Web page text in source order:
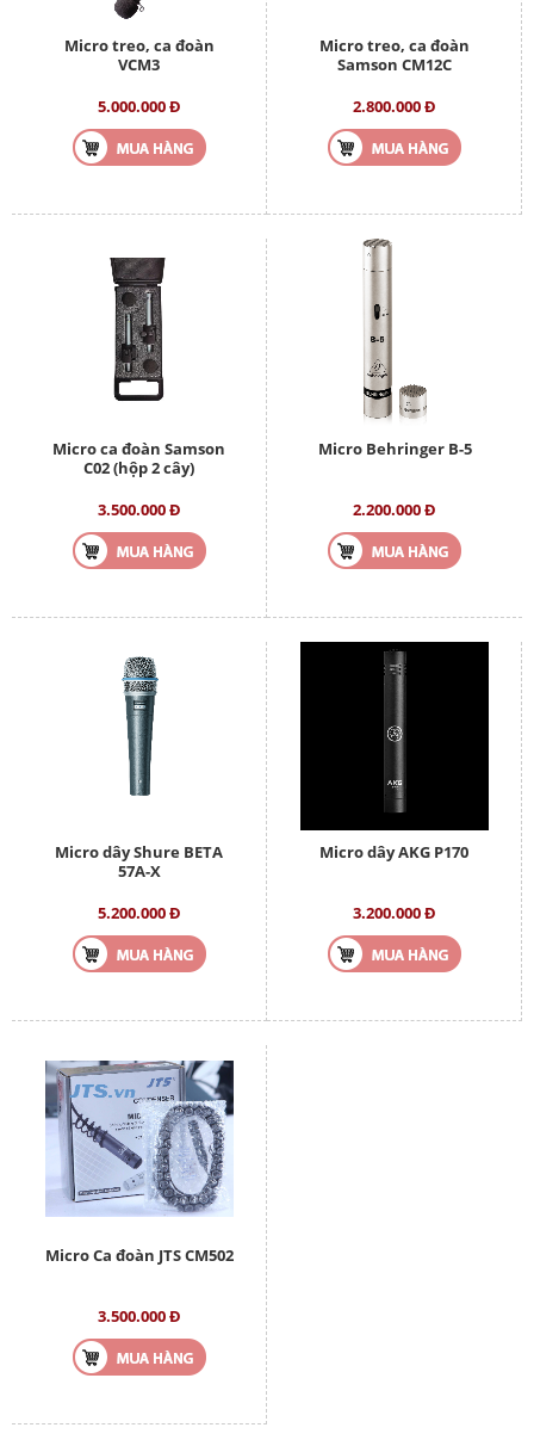
Micro treo, ca đoàn
VCM3
5.000.000 Đ
Micro treo, ca đoàn
Samson CM12C
2.800.000 Đ
Micro ca đoàn Samson
C02 (hộp 2 cây)
3.500.000 Đ
Micro Behringer B-5
2.200.000 Đ
Micro dây Shure BETA
57A-X
5.200.000 Đ
Micro dây AKG P170
3.200.000 Đ
Micro Ca đoàn JTS CM502
3.500.000 Đ